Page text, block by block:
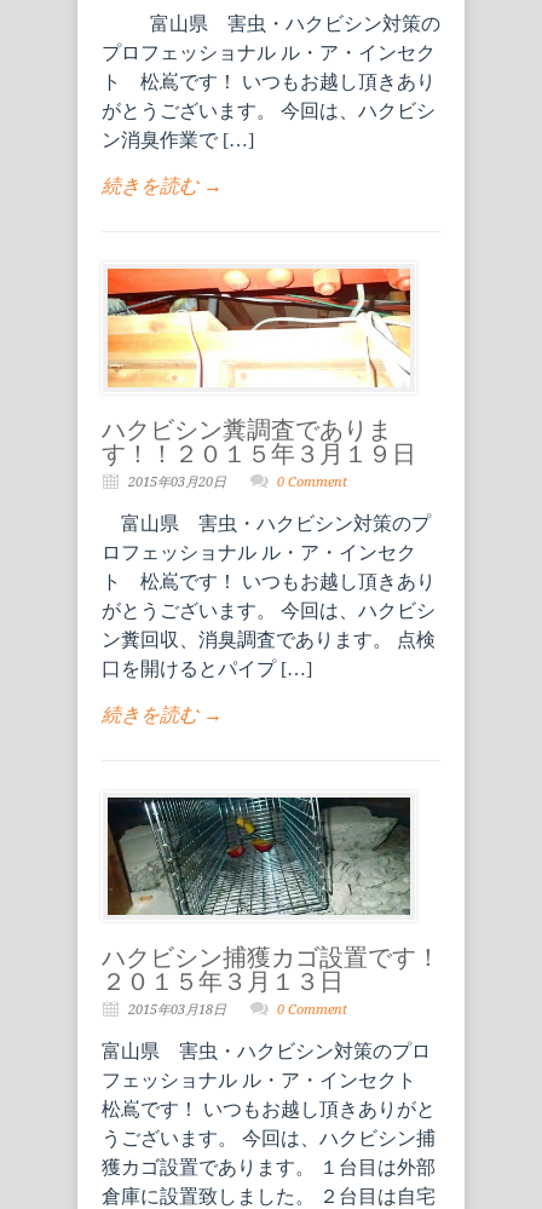
富山県 害虫・ハクビシン対策の
プロフェッショナル ル・ア・インセク
ト 松嶌です！ いつもお越し頂きあり
がとうございます。 今回は、ハクビシ
ン消臭作業で […]
続きを読む →
ハクビシン糞調査でありま
す！！２０１５年３月１９日
2015年03月20日 0 Comment
富山県 害虫・ハクビシン対策のプ
ロフェッショナル ル・ア・インセク
ト 松嶌です！ いつもお越し頂きあり
がとうございます。 今回は、ハクビシ
ン糞回収、消臭調査であります。 点検
口を開けるとパイプ […]
続きを読む →
ハクビシン捕獲カゴ設置です！
２０１５年３月１３日
2015年03月18日 0 Comment
富山県 害虫・ハクビシン対策のプロ
フェッショナル ル・ア・インセクト
松嶌です！ いつもお越し頂きありがと
うございます。 今回は、ハクビシン捕
獲カゴ設置であります。 １台目は外部
倉庫に設置致しました。 ２台目は自宅